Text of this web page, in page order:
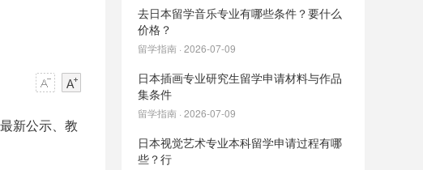
新公示、教
去日本留学音乐专业有哪些条件？要什么
价格？
留学指南 · 2026-07-09
日本插画专业研究生留学申请材料与作品
集条件
留学指南 · 2026-07-09
日本视觉艺术专业本科留学申请过程有哪
些？行